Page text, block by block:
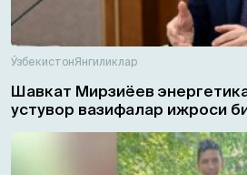
ЎзбекистонЯнгиликлар
Шавкат Мирзиёев
устувор вазифалар ижроси